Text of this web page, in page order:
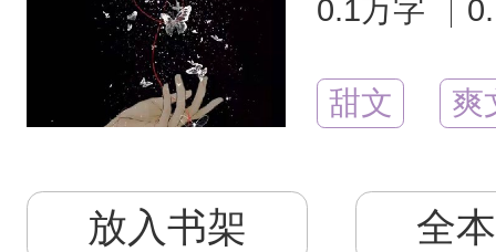
0.1万字
甜文 爽
放入书架 全